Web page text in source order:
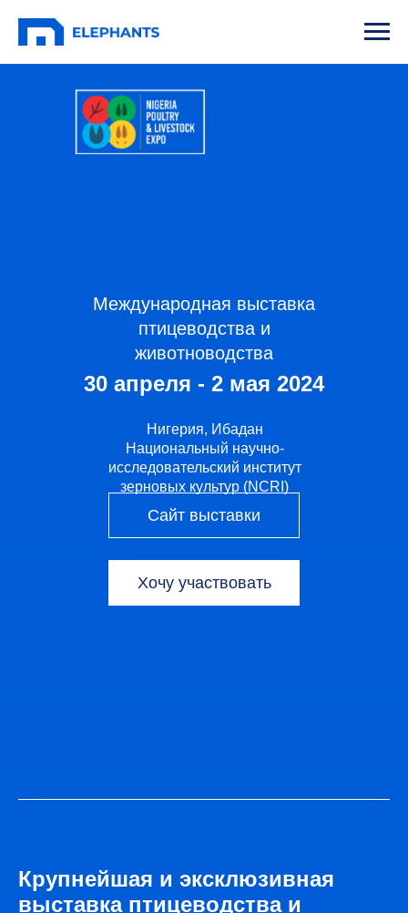
Международная выставка
птицеводства и
животноводства
30 апреля - 2 мая 2024
Нигерия, Ибадан
Национальный научно-
исследовательский институт
зерновых культур (NCRI)
Хочу участвовать
Сайт выставки
Крупнейшая и эксклюзивная
выставка птицеводства и